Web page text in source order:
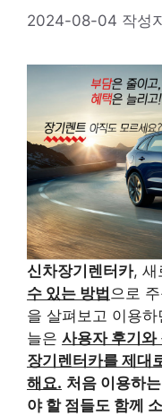
2024-08-04 작성
신차장기렌터카, 새
수 있는 방법 으로
을 살펴보고 이용
늘은 사용자 후기와
장기렌터카를 제대
해요. 처음 이용하
야 할 점들도 함께